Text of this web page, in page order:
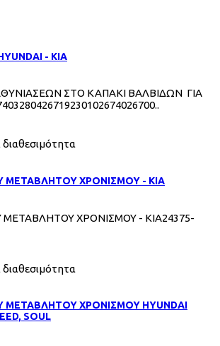
- KIA
ΣΤΟ ΚΑΠΑΚΙ ΒΑΛΒΙΔΩΝ ΓΙΑ
διαθεσιμότητα
ΜΕΤΑΒΛΗΤΟΥ ΧΡΟΝΙΣΜΟΥ - KIA
ΜΕΤΑΒΛΗΤΟΥ ΧΡΟΝΙΣΜΟΥ - KIA24375-
ΜΕΤΑΒΛΗΤΟΥ ΧΡΟΝΙΣΜΟΥ HYUNDAI
SOUL